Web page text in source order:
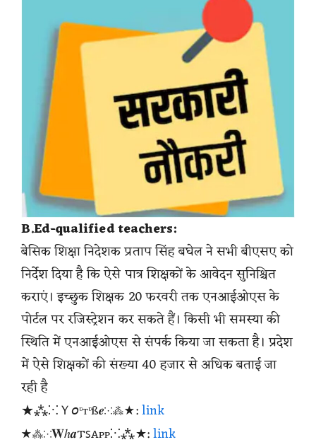
B.Ed-qualified teachers:
बेसिक शिक्षा निदेशक प्रताप सिंह बघेल ने सभी बीएसए को
निर्देश दिया है कि ऐसे पात्र शिक्षकों के आवेदन सुनिश्चित
कराएं। इच्छुक शिक्षक 20 फरवरी तक एनआईओएस के
पोर्टल पर रजिस्ट्रेशन कर सकते हैं। किसी भी समस्या की
स्थिति में एनआईओएस से संपर्क किया जा सकता है। प्रदेश
में ऐसे शिक्षकों की संख्या 40 हजार से अधिक बताई जा
रही है
★⁂⁙Ｙ𝘰ᶹтᶹß𝒆⁙⁂★:link
★⁂⁙𝐖ℎ𝒂𐍄ꜱꭺᴩᴩ⁙⁂★:link